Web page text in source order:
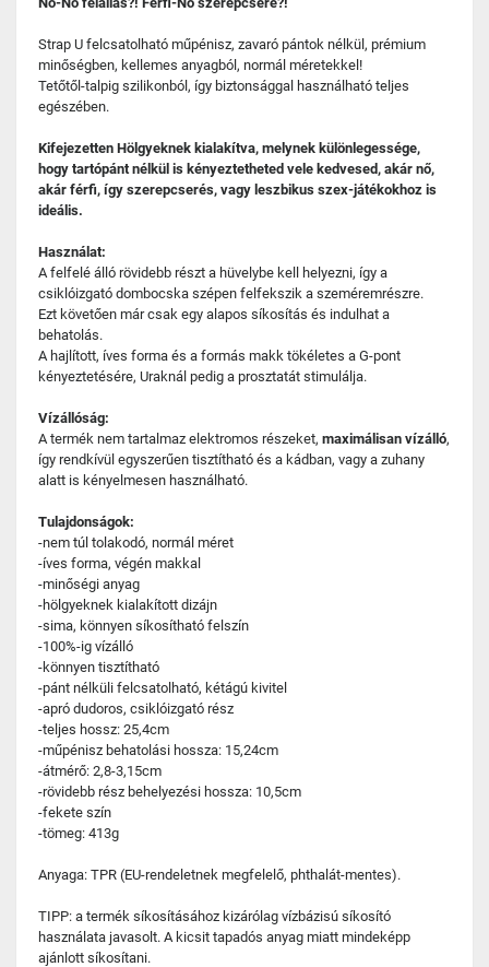
Strap U felcsatolható műpénisz, zavaró pántok nélkül, prémium
minőségben, kellemes anyagból, normál méretekkel!
Tetőtől-talpig szilikonból, így biztonsággal használható teljes
egészében.
Kifejezetten Hölgyeknek kialakítva, melynek különlegessége,
hogy tartópánt nélkül is kényeztetheted vele kedvesed, akár nő,
akár férfi, így szerepcserés, vagy leszbikus szex-játékokhoz is
ideális.
Használat:
A felfelé álló rövidebb részt a hüvelybe kell helyezni, így a
csiklóizgató dombocska szépen felfekszik a szeméremrészre.
Ezt követően már csak egy alapos síkosítás és indulhat a
behatolás.
A hajlított, íves forma és a formás makk tökéletes a G-pont
kényeztetésére, Uraknál pedig a prosztatát stimulálja.
Vízállóság:
A termék nem tartalmaz elektromos részeket, maximálisan vízálló,
így rendkívül egyszerűen tisztítható és a kádban, vagy a zuhany
alatt is kényelmesen használható.
Tulajdonságok:
-nem túl tolakodó, normál méret
-íves forma, végén makkal
-minőségi anyag
-hölgyeknek kialakított dizájn
-sima, könnyen síkosítható felszín
-100%-ig vízálló
-könnyen tisztítható
-pánt nélküli felcsatolható, kétágú kivitel
-apró dudoros, csiklóizgató rész
-teljes hossz: 25,4cm
-műpénisz behatolási hossza: 15,24cm
-átmérő: 2,8-3,15cm
-rövidebb rész behelyezési hossza: 10,5cm
-fekete szín
-tömeg: 413g
Anyaga: TPR (EU-rendeletnek megfelelő, phthalát-mentes).
TIPP: a termék síkosításához kizárólag vízbázisú síkosító
használata javasolt. A kicsit tapadós anyag miatt mindeképp
ajánlott síkosítani.